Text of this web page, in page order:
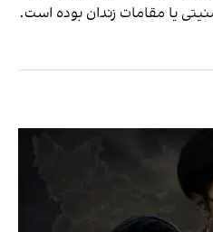
یا مقامات زندان بوده است.